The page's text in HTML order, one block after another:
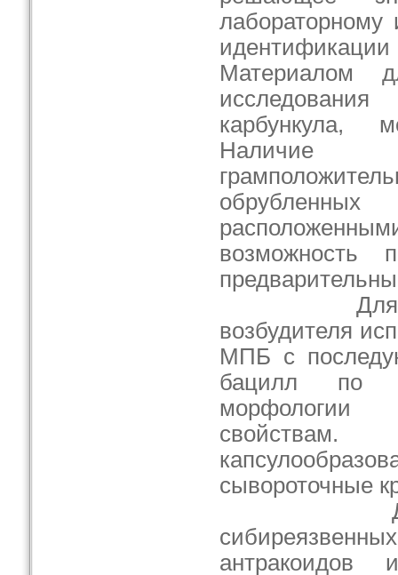
Материалом
карбункула,
Наличие
возможность
Для
возбудителя
МПБ с
бацилл по
сывороточные
Для